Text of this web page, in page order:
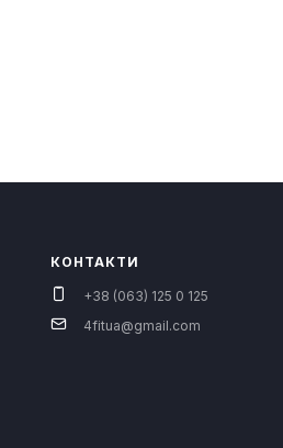
КОНТАКТИ
+38 (063) 125 0 125
4fitua@gmail.com